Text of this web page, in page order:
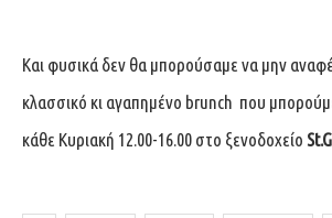
Και φυσικά δεν θα μπορούσαμε να μην
κλασσικό κι αγαπημένο brunch που
κάθε Κυριακή 12.00-16.00 στο ξενοδοχείο